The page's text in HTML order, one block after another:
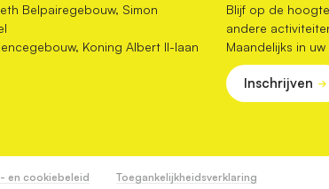
Belpairegebouw, Simon
Koning Albert II-laan
Blijf op de
andere
Maandelijks in uw
Inschrijven
en cookiebeleid Toegankelijkheidsverklaring